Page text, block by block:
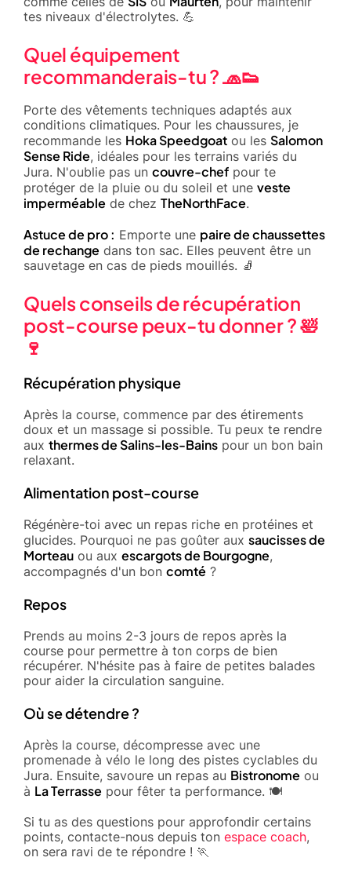
tes niveaux d'électrolytes. 💪
Quel équipement
recommanderais-tu ? 🧢👟
Porte des vêtements techniques adaptés aux
conditions climatiques. Pour les chaussures, je
recommande les Hoka Speedgoat ou les Salomon
Sense Ride, idéales pour les terrains variés du
Jura. N'oublie pas un couvre-chef pour te
protéger de la pluie ou du soleil et une veste
imperméable de chez TheNorthFace.
Astuce de pro : Emporte une paire de chaussettes
de rechange dans ton sac. Elles peuvent être un
sauvetage en cas de pieds mouillés. 🧦
Quels conseils de récupération
post-course peux-tu donner ? 🛀
🍷
Récupération physique
Après la course, commence par des étirements
doux et un massage si possible. Tu peux te rendre
aux thermes de Salins-les-Bains pour un bon bain
relaxant.
Alimentation post-course
Régénère-toi avec un repas riche en protéines et
glucides. Pourquoi ne pas goûter aux saucisses de
Morteau ou aux escargots de Bourgogne,
accompagnés d'un bon comté ?
Repos
Prends au moins 2-3 jours de repos après la
course pour permettre à ton corps de bien
récupérer. N'hésite pas à faire de petites balades
pour aider la circulation sanguine.
Où se détendre ?
Après la course, décompresse avec une
promenade à vélo le long des pistes cyclables du
Jura. Ensuite, savoure un repas au Bistronome ou
à La Terrasse pour fêter ta performance. 🍽️
Si tu as des questions pour approfondir certains
points, contacte-nous depuis ton espace coach,
on sera ravi de te répondre ! 🏃